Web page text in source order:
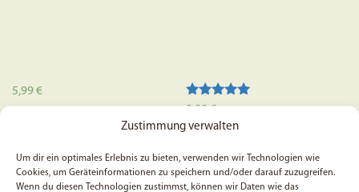
Zustimmung verwalten
Um dir ein optimales Erlebnis zu bieten, verwenden wir Technologien wie
Cookies, um Geräteinformationen zu speichern und/oder darauf zuzugreifen.
Wenn du diesen Technologien zustimmst, können wir Daten wie das
5,99€
Bewertet mit
von 5
3,99€